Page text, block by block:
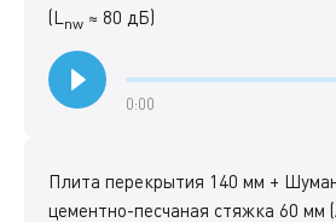
(L nw ≈ 80 дБ)
0:00
Плита перекрытия 140 мм +
цементно-песчаная стяжка 60 мм